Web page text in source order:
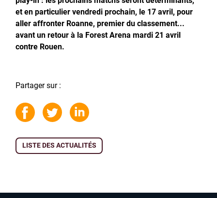
et en particulier vendredi prochain, le 17 avril, pour
aller affronter Roanne, premier du classement...
avant un retour à la Forest Arena mardi 21 avril
contre Rouen.
Partager sur :
LISTE DES ACTUALITÉS